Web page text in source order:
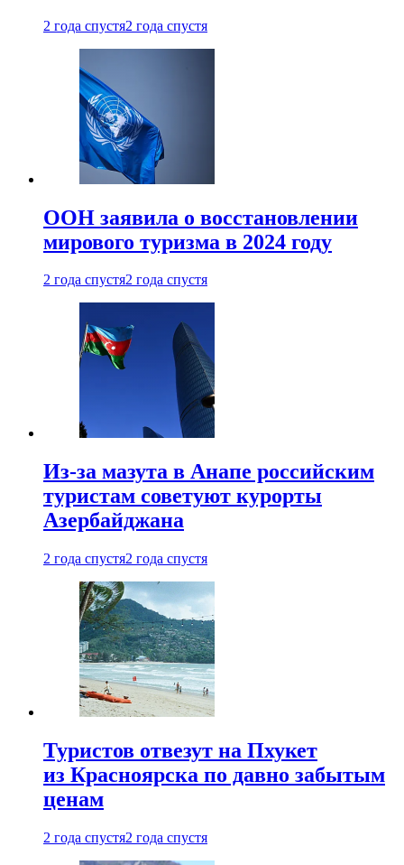
2 года спустя2 года спустя
ООН заявила о восстановлении
мирового туризма в 2024 году
2 года спустя2 года спустя
Из-за мазута в Анапе российским
туристам советуют курорты
Азербайджана
2 года спустя2 года спустя
Туристов отвезут на Пхукет
из Красноярска по давно забытым
ценам
2 года спустя2 года спустя